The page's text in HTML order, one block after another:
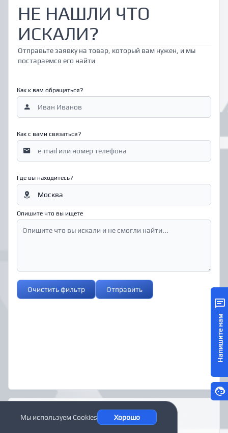
НЕ НАШЛИ ЧТО
ИСКАЛИ?
Отправьте заявку на товар, который вам нужен, и мы
постараемся его найти
Как к вам обращаться?
Как с вами связаться?
Где вы находитесь?
Опишите что вы ищете
Очистить фильтр Отправить
МЫ ВКОНТАКТЕ
Напишите нам
Мы используем Cookies Хорошо